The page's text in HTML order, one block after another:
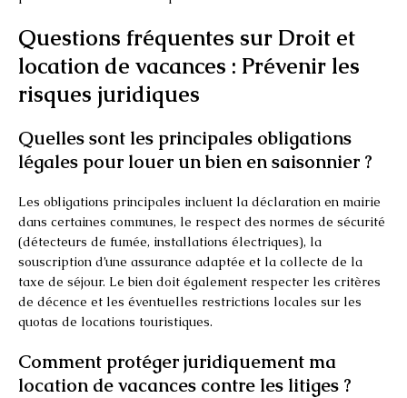
Questions fréquentes sur Droit et
location de vacances : Prévenir les
risques juridiques
Quelles sont les principales obligations
légales pour louer un bien en saisonnier ?
Les obligations principales incluent la déclaration en mairie
dans certaines communes, le respect des normes de sécurité
(détecteurs de fumée, installations électriques), la
souscription d’une assurance adaptée et la collecte de la
taxe de séjour. Le bien doit également respecter les critères
de décence et les éventuelles restrictions locales sur les
quotas de locations touristiques.
Comment protéger juridiquement ma
location de vacances contre les litiges ?